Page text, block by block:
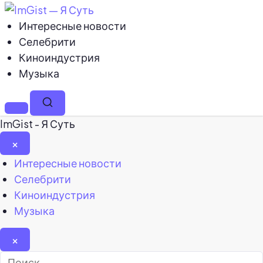
Интересные новости
Селебрити
Киноиндустрия
Музыка
МенюПоиск
ImGist - Я Суть
×
Закрыть
меню
Интересные новости
Селебрити
Киноиндустрия
Музыка
×
Найти: